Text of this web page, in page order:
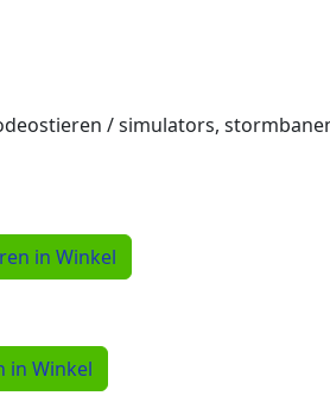
/ simulators,
in Winkel
in Winkel